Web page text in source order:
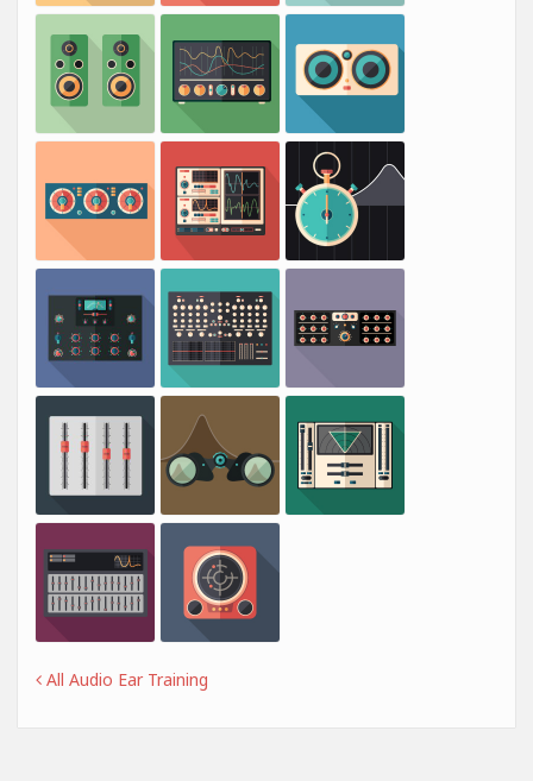
All Audio Ear Training